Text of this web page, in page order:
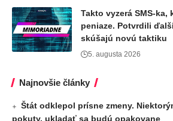
Takto vyzerá SMS-ka,
peniaze. Potvrdili
skúšajú novú taktiku
5. augusta 2026
Najnovšie články
Štát odklepol prísne zmeny.
pokuty, ukladať sa budú opakovane